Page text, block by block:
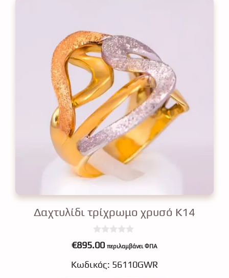
Δαχτυλίδι τρίχρωμο χρυσό Κ14
0
o
t
€895.00 περιλαμβάνει ΦΠΑ
Κωδικός: 56110GWR